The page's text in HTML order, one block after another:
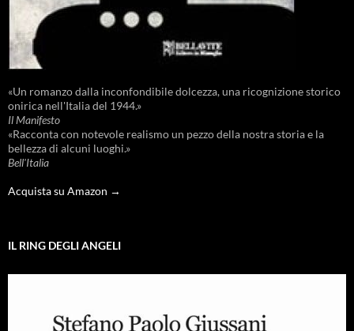
«Un romanzo dalla inconfondibile dolcezza, una ricognizione storico
onirica nell'Italia del 1944.»
Il Manifesto
«Racconta con notevole realismo un pezzo della nostra storia e la
bellezza di alcuni luoghi.»
Bell'Italia
Acquista su Amazon →
IL RING DEGLI ANGELI